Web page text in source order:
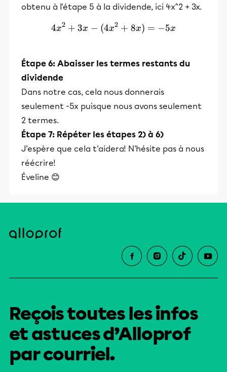
obtenu à l'étape 5 à la dividende, ici 4x^2 + 3x.
4x^2 + 3x - ( 4x^2 + 8x)
4x2 + 3x − (4x2 + 8x) = −5x
Étape 6: Abaisser les termes restants du
dividende
Dans notre cas, cela nous donnerais
seulement -5x puisque nous avons seulement
2 termes.
Étape 7: Répéter les étapes 2) à 6)
J'espère que cela t'aidera! N'hésite pas à nous
réécrire!
Éveline 😊
Reçois toutes les infos
et astuces d’Alloprof
par courriel.